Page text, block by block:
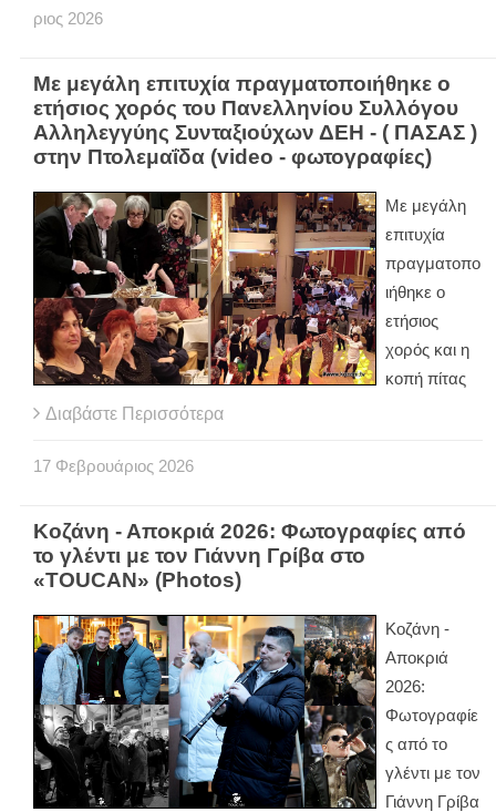
ριος 2026
Με μεγάλη επιτυχία πραγματοποιήθηκε ο
ετήσιος χορός του Πανελληνίου Συλλόγου
Αλληλεγγύης Συνταξιούχων ΔΕΗ - ( ΠΑΣΑΣ )
στην Πτολεμαΐδα (video - φωτογραφίες)
Με μεγάλη
επιτυχία
πραγματοπο
ιήθηκε ο
ετήσιος
χορός και η
κοπή πίτας
Διαβάστε Περισσότερα
17 Φεβρουάριος 2026
Κοζάνη - Αποκριά 2026: Φωτογραφίες από
το γλέντι με τον Γιάννη Γρίβα στο
«TOUCAN» (Photos)
Κοζάνη -
Αποκριά
2026:
Φωτογραφίε
ς από το
γλέντι με τον
Γιάννη Γρίβα